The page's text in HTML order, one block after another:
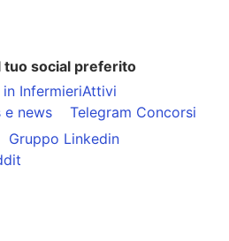
tuo social preferito
in InfermieriAttivi
e news
Telegram Concorsi
Gruppo Linkedin